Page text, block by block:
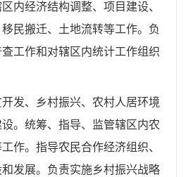
内经济结构调整、项目建设、
民搬迁、土地流转等工作。负
工作和对辖区内统计工作组织
发、乡村振兴、农村人居环境
。统筹、指导、监管辖区内农
作。指导农民合作经济组织、
发展。负责实施乡村振兴战略